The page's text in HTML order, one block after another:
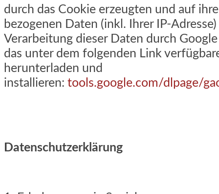
durch das Cookie erzeugten und auf
bezogenen Daten (inkl. Ihrer IP-
Verarbeitung dieser Daten durch
das unter dem folgenden Link
herunterladen und
installieren: tools.google.com/dlpage/
Datenschutzerklärung